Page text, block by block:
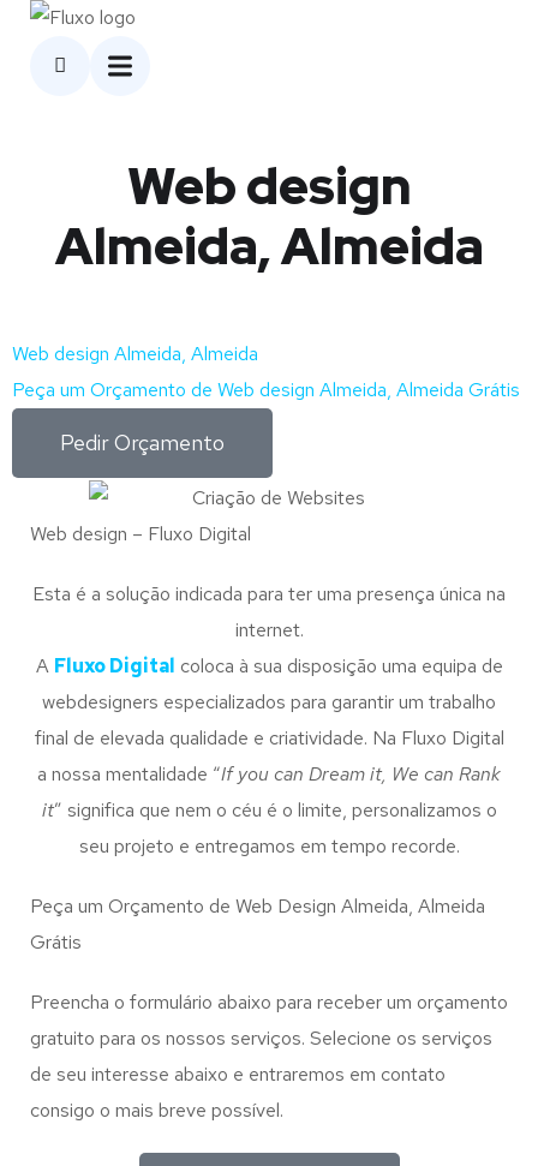
Web design
Almeida, Almeida
Web design Almeida, Almeida
Peça um Orçamento de Web design Almeida, Almeida Grátis
Pedir Orçamento
Web design – Fluxo Digital
Esta é a solução indicada para ter uma presença única na
internet.
A Fluxo Digital coloca à sua disposição uma equipa de
webdesigners especializados para garantir um trabalho
final de elevada qualidade e criatividade. Na Fluxo Digital
a nossa mentalidade “If you can Dream it, We can Rank
it” significa que nem o céu é o limite, personalizamos o
seu projeto e entregamos em tempo recorde.
Peça um Orçamento de Web Design Almeida, Almeida
Grátis
Preencha o formulário abaixo para receber um orçamento
gratuito para os nossos serviços. Selecione os serviços
de seu interesse abaixo e entraremos em contato
consigo o mais breve possível.